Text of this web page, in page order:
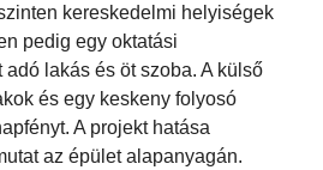
kereskedelmi helyiségek
pedig egy oktatási
lakás és öt szoba. A külső
és egy keskeny folyosó
A projekt hatása
az épület alapanyagán.